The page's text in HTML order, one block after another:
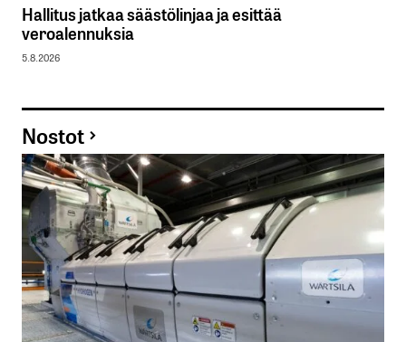
Hallitus jatkaa säästölinjaa ja esittää
veroalennuksia
5.8.2026
Nostot